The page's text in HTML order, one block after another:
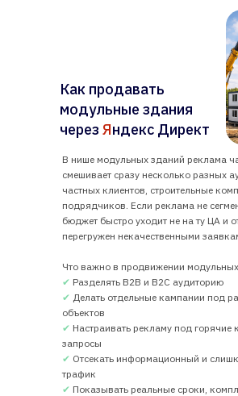
Как продавать
модульные здания
через Яндекс Директ
В нише модульных зданий реклама
смешивает сразу несколько разных
частных клиентов, строительные
подрядчиков. Если реклама не
бюджет быстро уходит не на ту ЦА и
перегружен некачественными
Что важно в продвижении
✔ Разделять B2B и B2C аудиторию
✔ Делать отдельные кампании под
объектов
✔ Настраивать рекламу под горячие
запросы
✔ Отсекать информационный и
трафик
✔ Показывать реальные сроки,